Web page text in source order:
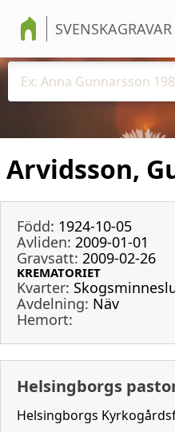
SVENSKAGRAVAR
Arvidsson,
Född: 1924-10-05
Avliden: 2009-01-01
Gravsatt: 2009-02-26
KREMATORIET
Kvarter:
Avdelning: Näv
Hemort:
Helsingborgs
Helsingborgs